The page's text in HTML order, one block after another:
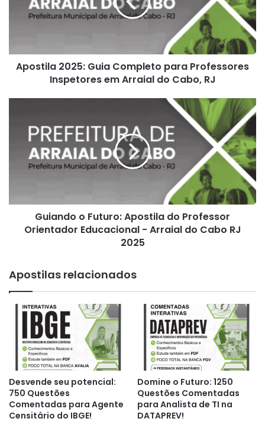
Professores
Arraial
doApostila 2025: Guia Completo para Professores
Inspetores em Arraial do Cabo, RJ
Futuro:
Apostila
Professor
-
Guiando o Futuro: Apostila do Professor
Orientador Educacional - Arraial do Cabo RJ
2025
Apostilas relacionados
Desvende seu potencial:
750 Questões
Comentadas para Agente
Censitário do IBGE!
Domine o Futuro: 1250
Questões Comentadas
para Analista de TI na
DATAPREV!